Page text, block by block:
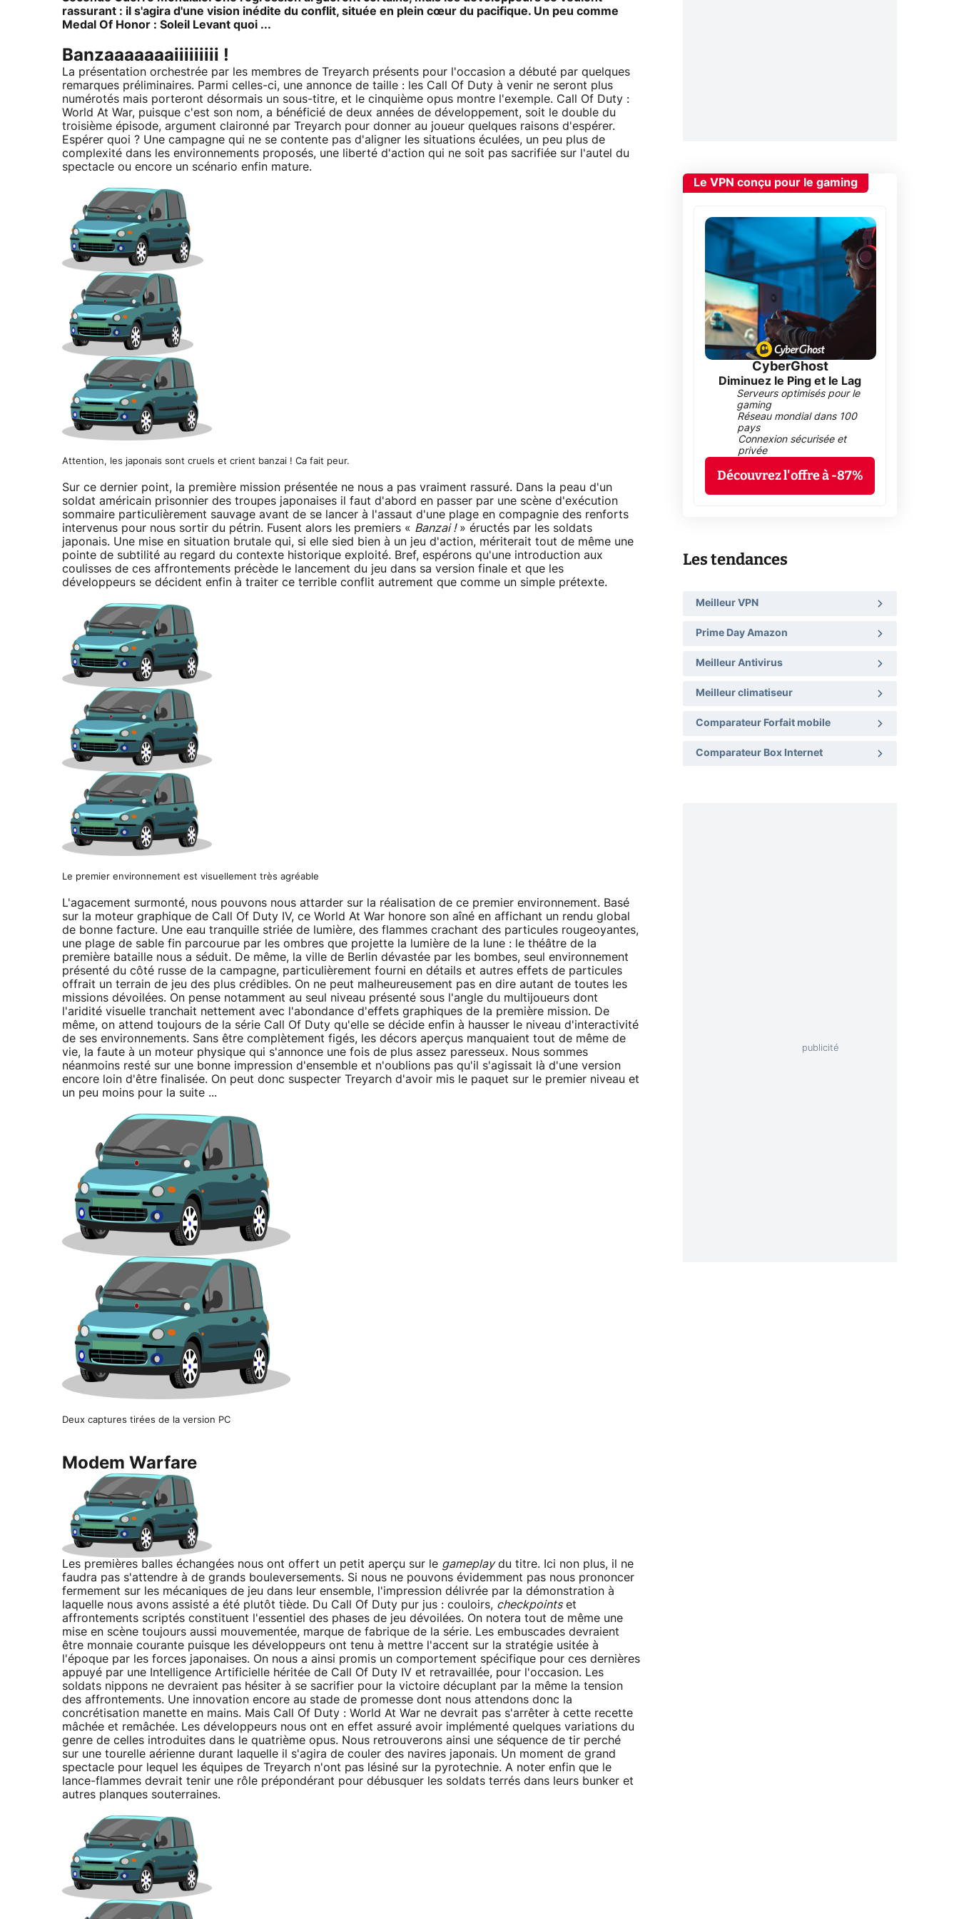
rassurant : il s'agira d'une vision inédite du conflit, située en plein cœur du pacifique. Un peu comme
Medal Of Honor : Soleil Levant quoi ...
Banzaaaaaaaiiiiiiiii !
La présentation orchestrée par les membres de Treyarch présents pour l'occasion a débuté par quelques
remarques préliminaires. Parmi celles-ci, une annonce de taille : les Call Of Duty à venir ne seront plus
numérotés mais porteront désormais un sous-titre, et le cinquième opus montre l'exemple. Call Of Duty :
World At War, puisque c'est son nom, a bénéficié de deux années de développement, soit le double du
troisième épisode, argument claironné par Treyarch pour donner au joueur quelques raisons d'espérer.
Espérer quoi ? Une campagne qui ne se contente pas d'aligner les situations éculées, un peu plus de
complexité dans les environnements proposés, une liberté d'action qui ne soit pas sacrifiée sur l'autel du
spectacle ou encore un scénario enfin mature.
Attention, les japonais sont cruels et crient banzai ! Ca fait peur.
Sur ce dernier point, la première mission présentée ne nous a pas vraiment rassuré. Dans la peau d'un
soldat américain prisonnier des troupes japonaises il faut d'abord en passer par une scène d'exécution
sommaire particulièrement sauvage avant de se lancer à l'assaut d'une plage en compagnie des renforts
intervenus pour nous sortir du pétrin. Fusent alors les premiers « Banzai !» éructés par les soldats
japonais. Une mise en situation brutale qui, si elle sied bien à un jeu d'action, mériterait tout de même une
pointe de subtilité au regard du contexte historique exploité. Bref, espérons qu'une introduction aux
coulisses de ces affrontements précède le lancement du jeu dans sa version finale et que les
développeurs se décident enfin à traiter ce terrible conflit autrement que comme un simple prétexte.
Le premier environnement est visuellement très agréable
L'agacement surmonté, nous pouvons nous attarder sur la réalisation de ce premier environnement. Basé
sur la moteur graphique de Call Of Duty IV, ce World At War honore son aîné en affichant un rendu global
de bonne facture. Une eau tranquille striée de lumière, des flammes crachant des particules rougeoyantes,
une plage de sable fin parcourue par les ombres que projette la lumière de la lune : le théâtre de la
première bataille nous a séduit. De même, la ville de Berlin dévastée par les bombes, seul environnement
présenté du côté russe de la campagne, particulièrement fourni en détails et autres effets de particules
offrait un terrain de jeu des plus crédibles. On ne peut malheureusement pas en dire autant de toutes les
missions dévoilées. On pense notamment au seul niveau présenté sous l'angle du multijoueurs dont
l'aridité visuelle tranchait nettement avec l'abondance d'effets graphiques de la première mission. De
même, on attend toujours de la série Call Of Duty qu'elle se décide enfin à hausser le niveau d'interactivité
de ses environnements. Sans être complètement figés, les décors aperçus manquaient tout de même de
vie, la faute à un moteur physique qui s'annonce une fois de plus assez paresseux. Nous sommes
néanmoins resté sur une bonne impression d'ensemble et n'oublions pas qu'il s'agissait là d'une version
encore loin d'être finalisée. On peut donc suspecter Treyarch d'avoir mis le paquet sur le premier niveau et
un peu moins pour la suite ...
Deux captures tirées de la version PC
Modem Warfare
Les premières balles échangées nous ont offert un petit aperçu sur le gameplaydu titre. Ici non plus, il ne
faudra pas s'attendre à de grands bouleversements. Si nous ne pouvons évidemment pas nous prononcer
fermement sur les mécaniques de jeu dans leur ensemble, l'impression délivrée par la démonstration à
laquelle nous avons assisté a été plutôt tiède. Du Call Of Duty pur jus : couloirs, checkpointset
affrontements scriptés constituent l'essentiel des phases de jeu dévoilées. On notera tout de même une
mise en scène toujours aussi mouvementée, marque de fabrique de la série. Les embuscades devraient
être monnaie courante puisque les développeurs ont tenu à mettre l'accent sur la stratégie usitée à
l'époque par les forces japonaises. On nous a ainsi promis un comportement spécifique pour ces dernières
appuyé par une Intelligence Artificielle héritée de Call Of Duty IV et retravaillée, pour l'occasion. Les
soldats nippons ne devraient pas hésiter à se sacrifier pour la victoire décuplant par la même la tension
des affrontements. Une innovation encore au stade de promesse dont nous attendons donc la
concrétisation manette en mains. Mais Call Of Duty : World At War ne devrait pas s'arrêter à cette recette
mâchée et remâchée. Les développeurs nous ont en effet assuré avoir implémenté quelques variations du
genre de celles introduites dans le quatrième opus. Nous retrouverons ainsi une séquence de tir perché
sur une tourelle aérienne durant laquelle il s'agira de couler des navires japonais. Un moment de grand
spectacle pour lequel les équipes de Treyarch n'ont pas lésiné sur la pyrotechnie. A noter enfin que le
lance-flammes devrait tenir une rôle prépondérant pour débusquer les soldats terrés dans leurs bunker et
autres planques souterraines.
Le VPN conçu pour le gaming
CyberGhost
Diminuez le Ping et le Lag
Serveurs optimisés pour le
gaming
Réseau mondial dans 100
pays
Connexion sécurisée et
privée
Découvrez l'offre à -87%
Les tendances
Meilleur VPN
Prime Day Amazon
Meilleur Antivirus
Meilleur climatiseur
Comparateur Forfait mobile
Comparateur Box Internet